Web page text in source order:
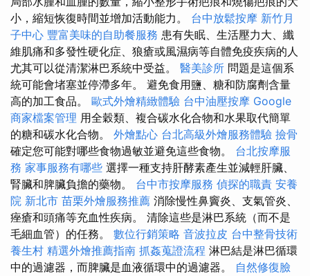
小，縮短恢復時間並增加活動能力。 台中放鬆按摩 新竹月
子中心 豐富美味的自助餐服務 患有失眠、生活壓力大、纖
維肌痛和多發性硬化症、狼瘡或風濕病等自體免疫疾病的人
尤其可以從清潔淋巴系統中受益。 醫美診所 問題是這個系
統可能會堵塞並停滯多年。 避免食用鹽、糖和防腐劑含量
高的加工食品。 歐式外燴精緻體驗 台中油壓按摩 Google
商家檔案管理 用全穀類、複合碳水化合物和水果取代簡單
的糖和碳水化合物。 外燴點心 台北高級外燴服務體驗 撿骨
確定您可能對哪些食物過敏並避免這些食物。 台北按摩服
務 家事服務有哪些 選擇一種支持肝酵素產生並減輕肝臟、
腎臟和脾臟負擔的藥物。 台中市按摩服務 偵探的職責 安養
院 新北市 苗栗外燴服務推薦 消除慢性鼻竇炎、支氣管炎、
痤瘡和頭痛等充血性疾病。 清除這些是淋巴系統（而不是
毛細血管）的任務。 數位行銷策略 音波拉皮 台中整骨技術
養生村 精選外燴推薦指南 抓姦蒐證流程 淋巴結是淋巴循環
中的過濾器，而脾臟是血液循環中的過濾器。 自然修復臉